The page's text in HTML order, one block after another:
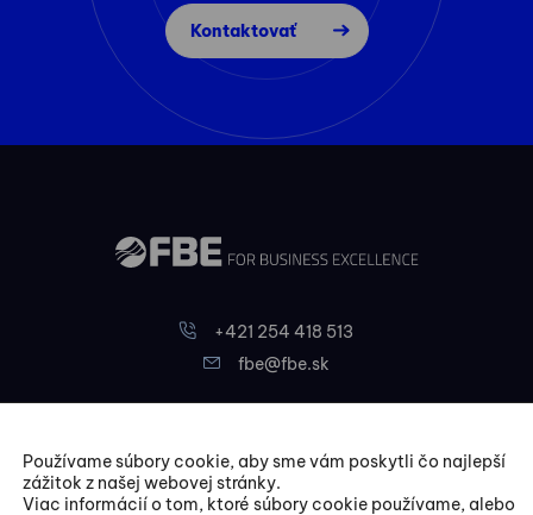
Kontaktovať
+421 254 418 513
fbe@fbe.sk
Liptovská 10,
821 09 Bratislava
Používame súbory cookie, aby sme vám poskytli čo najlepší
zážitok z našej webovej stránky.
Viac informácií o tom, ktoré súbory cookie používame, alebo